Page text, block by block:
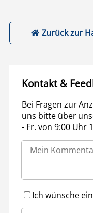
Zurück zur
Kontakt &
Bei Fragen zur
uns bitte über
- Fr. von 9:00 Uhr
Ich wünsche